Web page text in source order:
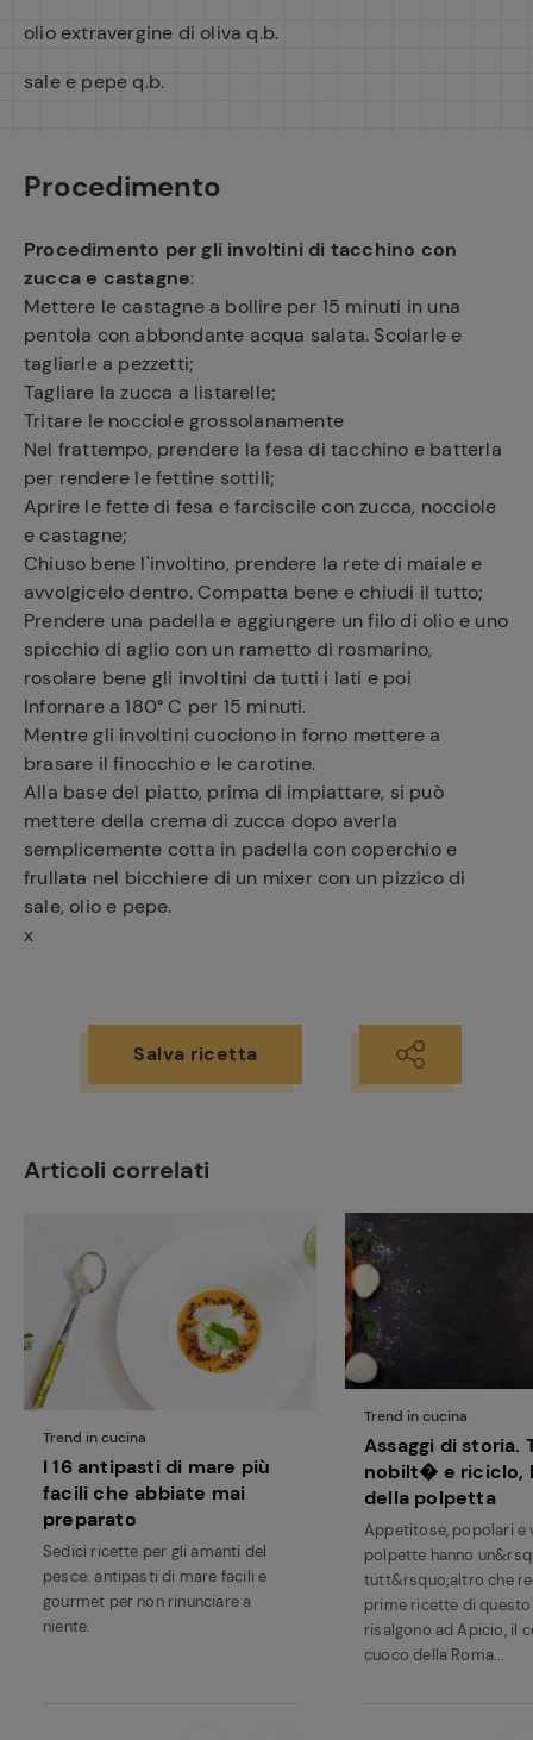
olio extravergine di oliva q.b.
sale e pepe q.b.
Procedimento
Procedimento per gli involtini di tacchino con
zucca e castagne:
Mettere le castagne a bollire per 15 minuti in una
pentola con abbondante acqua salata. Scolarle e
tagliarle a pezzetti;
Tagliare la zucca a listarelle;
Tritare le nocciole grossolanamente
Nel frattempo, prendere la fesa di tacchino e batterla
per rendere le fettine sottili;
Aprire le fette di fesa e farciscile con zucca, nocciole
e castagne;
Chiuso bene l'involtino, prendere la rete di maiale e
avvolgicelo dentro. Compatta bene e chiudi il tutto;
Prendere una padella e aggiungere un filo di olio e uno
spicchio di aglio con un rametto di rosmarino,
rosolare bene gli involtini da tutti i lati e poi
Infornare a 180° C per 15 minuti.
Mentre gli involtini cuociono in forno mettere a
brasare il finocchio e le carotine.
Alla base del piatto, prima di impiattare, si può
mettere della crema di zucca dopo averla
semplicemente cotta in padella con coperchio e
frullata nel bicchiere di un mixer con un pizzico di
sale, olio e pepe.
x
Salva ricetta
Articoli correlati
Trend in cucina
I 16 antipasti di mare più
facili che abbiate mai
preparato
Sedici ricette per gli amanti del
pesce: antipasti di mare facili e
gourmet per non rinunciare a
niente.
Trend in cucina
Assaggi di storia.
nobilt� e riciclo,
della polpetta
Appetitose, popolari e
polpette hanno
tutt&rsquo;altro che
prime ricette di
risalgono ad Apicio, il
cuoco della Roma...